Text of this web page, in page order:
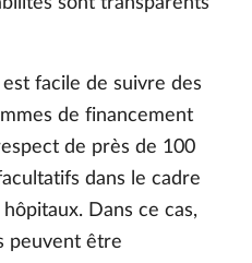
facile de suivre des
de financement
de près de 100
dans le cadre
Dans ce cas,
peuvent être